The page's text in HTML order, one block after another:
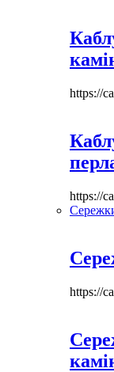
https://
https://
https://